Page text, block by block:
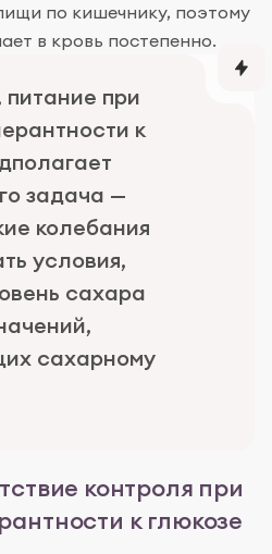
по кишечнику, поэтому
в кровь постепенно.
при
к
задача —
колебания
условия,
сахара
сахарному
контроля при
к глюкозе